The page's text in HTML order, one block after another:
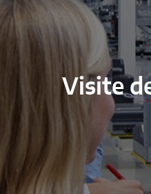
Visite